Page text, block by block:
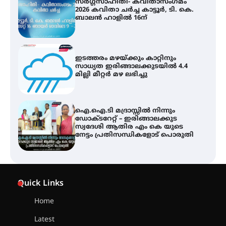
സർഗ്ഗസാഹിതി- കവിതാസംഗമം
2026 കവിതാ ചർച്ച കാട്ടൂർ, ടി. കെ.
ബാലൻ ഹാളിൽ 16ന്
ഇടത്തരം മഴയ്ക്കും കാറ്റിനും
സാധ്യത ഇരിങ്ങാലക്കുടയിൽ 4.4
മില്ലി മീറ്റർ മഴ ലഭിച്ചു
ഐ.ഐ.ടി മദ്രാസ്സിൽ നിന്നും
ഡോക്ടറേറ്റ് – ഇരിങ്ങാലക്കുട
സ്വദേശി ആതിര എം കെ യുടെ
നേട്ടം പ്രതിസന്ധികളോട് പൊരുതി
Quick Links
Home
Latest